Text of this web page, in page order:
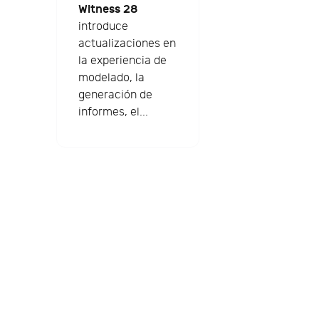
Witness 28
introduce
actualizaciones en
la experiencia de
modelado, la
generación de
informes, el...